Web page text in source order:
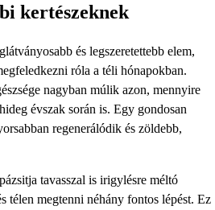
kertészeknek
és legszeretettebb elem,
róla a téli hónapokban.
nagyban múlik azon, mennyire
évszak során is. Egy gondosan
regenerálódik és zöldebb,
tavasszal is irigylésre méltó
télen megtenni néhány fontos lépést. Ez